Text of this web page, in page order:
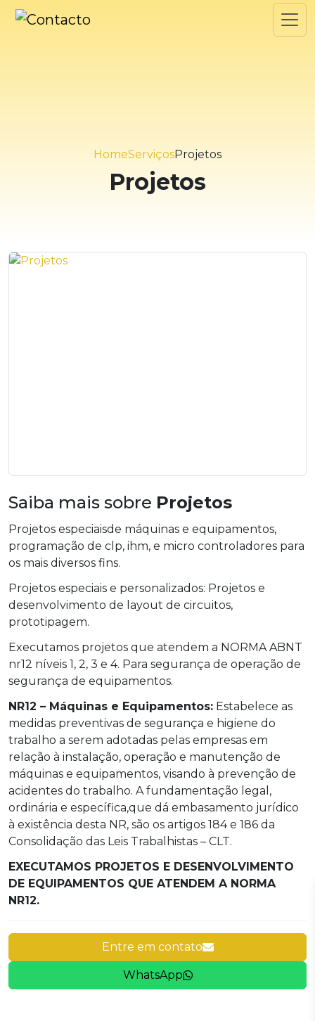
HomeServiçosProjetos
Projetos
Saiba mais sobre Projetos
Projetos especiaisde máquinas e equipamentos,
programação de clp, ihm, e micro controladores para
os mais diversos fins.
Projetos especiais e personalizados: Projetos e
desenvolvimento de layout de circuitos,
prototipagem.
Executamos projetos que atendem a NORMA ABNT
nr12 níveis 1, 2, 3 e 4. Para segurança de operação de
segurança de equipamentos.
NR12 – Máquinas e Equipamentos: Estabelece as
medidas preventivas de segurança e higiene do
trabalho a serem adotadas pelas empresas em
relação à instalação, operação e manutenção de
máquinas e equipamentos, visando à prevenção de
acidentes do trabalho. A fundamentação legal,
ordinária e específica,que dá embasamento jurídico
à existência desta NR, são os artigos 184 e 186 da
Consolidação das Leis Trabalhistas – CLT.
EXECUTAMOS PROJETOS E DESENVOLVIMENTO
DE EQUIPAMENTOS QUE ATENDEM A NORMA
NR12.
Entre em contato
WhatsApp